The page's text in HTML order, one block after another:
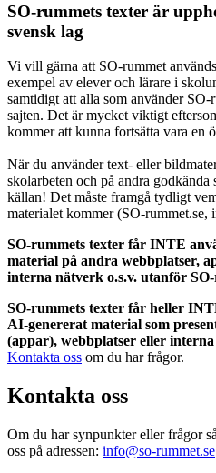
SO-rummets texter är
svensk lag
Vi vill gärna att SO-rummet
exempel av elever och lärare i
samtidigt att alla som använder SO-
sajten. Det är mycket viktigt
kommer att kunna fortsätta vara en
När du använder text- eller
skolarbeten och på andra
källan! Det måste framgå tydligt
materialet kommer (SO-rummet.se,
SO-rummets texter får INTE
material på andra webbplatser,
interna nätverk o.s.v. utanför
SO-rummets texter får heller
AI-genererat material som
(appar), webbplatser eller
Kontakta oss om du har frågor.
Kontakta oss
Om du har synpunkter eller frågor
oss på adressen: info@so-rummet.se